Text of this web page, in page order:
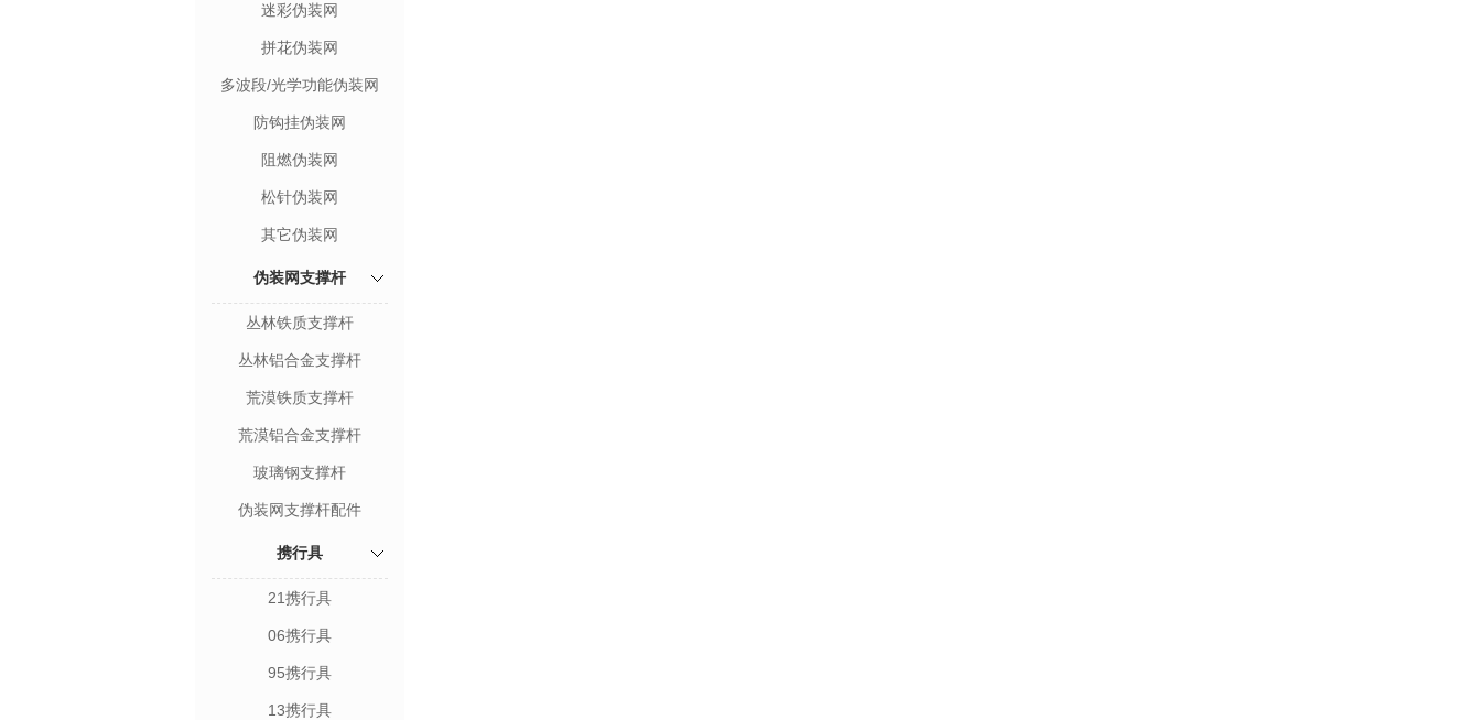
迷彩伪装网
拼花伪装网
多波段/光学功能伪装网
防钩挂伪装网
阻燃伪装网
松针伪装网
其它伪装网
伪装网支撑杆
丛林铁质支撑杆
丛林铝合金支撑杆
荒漠铁质支撑杆
荒漠铝合金支撑杆
玻璃钢支撑杆
伪装网支撑杆配件
携行具
21携行具
06携行具
95携行具
13携行具